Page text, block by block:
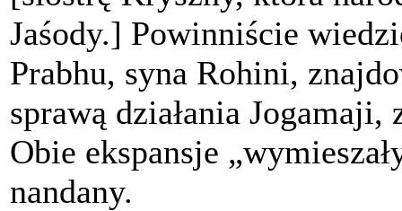
Jaśody.] Powinniście
Prabhu, syna Rohini,
sprawą działania
Obie ekspansje
nandany.